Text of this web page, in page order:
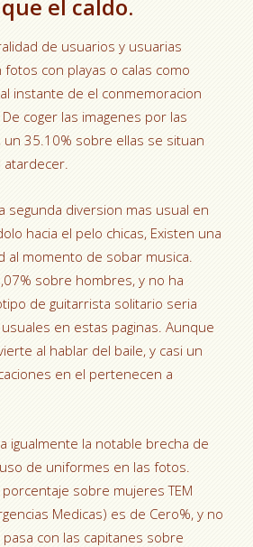
el caldo.
de usuarios y usuarias
con playas o calas como
instante de el conmemoracion
coger las imagenes por las
35.10% sobre ellas se situan
atardecer.
segunda diversion mas usual en
hacia el pelo chicas, Existen una
al momento de sobar musica.
sobre hombres, y no ha
de guitarrista solitario seri­a
en estas paginas. Aunque
al hablar del baile, y casi un
en el pertenecen a
igualmente la notable brecha de
de uniformes en las fotos.
sobre mujeres TEM
Medicas) es de Cero%, y no
con las capitanes sobre